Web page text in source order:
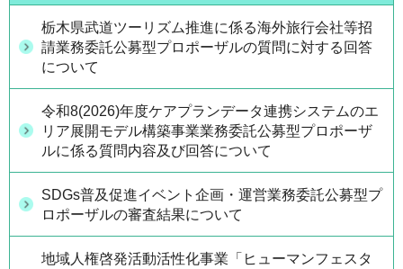
栃木県武道ツーリズム推進に係る海外旅行会社等招
請業務委託公募型プロポーザルの質問に対する回答
について
令和8(2026)年度ケアプランデータ連携システムのエ
リア展開モデル構築事業業務委託公募型プロポーザ
ルに係る質問内容及び回答について
SDGs普及促進イベント企画・運営業務委託公募型プ
ロポーザルの審査結果について
地域人権啓発活動活性化事業「ヒューマンフェスタ